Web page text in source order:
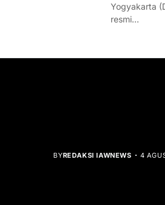
Yogyakarta
resmi…
BYREDAKSI IAWNEWS 4